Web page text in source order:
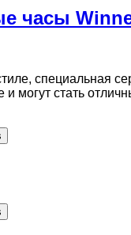
часы
специальная
и могут стать